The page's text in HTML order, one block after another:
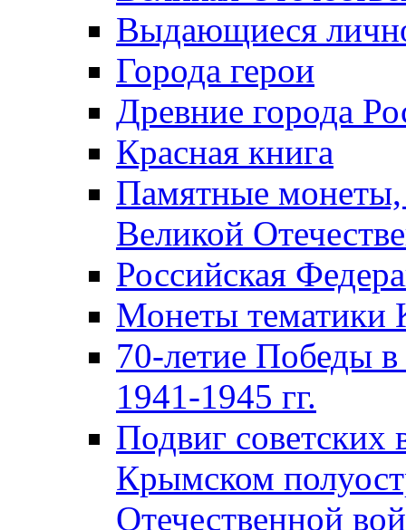
Выдающиеся
Города герои
Древние города
Красная книга
Памятные
Великой
Российская
Монеты тематики
70-летие Победы
1941-1945 гг.
Подвиг советских
Крымском
Отечественной